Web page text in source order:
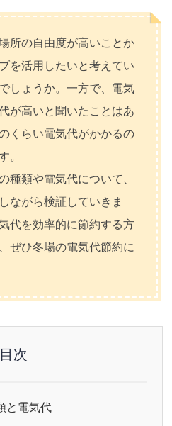
所の自由度が高いことか
を活用したいと考えてい
しょうか。一方で、電気
が高いと聞いたことはあ
くらい電気代がかかるの
。
種類や電気代について、
ながら検証していきま
代を効率的に節約する方
ぜひ冬場の電気代節約に
目次
と電気代